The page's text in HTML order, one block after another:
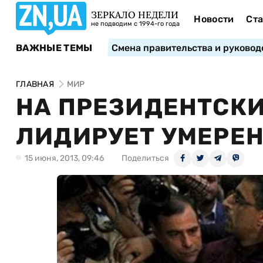
ЗЕРКАЛО НЕДЕЛИ
не подводим с 1994-го года Новости
ВАЖНЫЕ ТЕМЫ Смена правительства и
ГЛАВНАЯ МИР
НА
ЛИДИРУЕТ
15 июня, 2013, 09:46 Поделиться